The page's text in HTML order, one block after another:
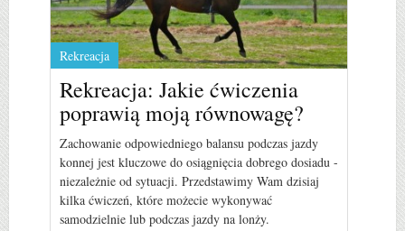
Rekreacja
Rekreacja: Jakie ćwiczenia
poprawią moją równowagę?
Zachowanie odpowiedniego balansu podczas jazdy
konnej jest kluczowe do osiągnięcia dobrego dosiadu -
niezależnie od sytuacji. Przedstawimy Wam dzisiaj
kilka ćwiczeń, które możecie wykonywać
samodzielnie lub podczas jazdy na lonży.